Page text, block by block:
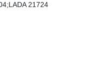
21724